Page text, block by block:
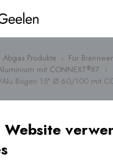
Abgas Produkte › Für
mit CONNEXT®X7 ›
Alu Bogen 15° Ø 60/100 mit
Website